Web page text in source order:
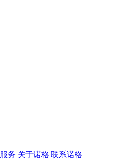
务 关于诺格 联系诺格